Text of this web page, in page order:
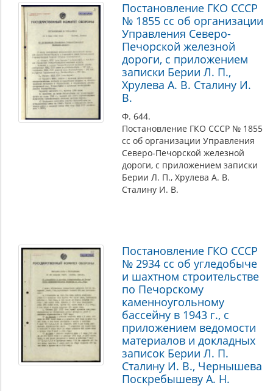
Постановление ГКО СССР
№ 1855 сс об организации
Управления Северо-
Печорской железной
дороги, с приложением
записки Берии Л. П.,
Хрулева А. В. Сталину И.
В.
Ф. 644.
Постановление ГКО СССР № 1855
сс об организации Управления
Северо-Печорской железной
дороги, с приложением записки
Берии Л. П., Хрулева А. В.
Сталину И. В.
Постановление ГКО СССР
№ 2934 сс об угледобыче
и шахтном строительстве
по Печорскому
каменноугольному
бассейну в 1943 г., с
приложением ведомости
материалов и докладных
записок Берии Л. П.
Сталину И. В., Чернышева
Поскребышеву А. Н.